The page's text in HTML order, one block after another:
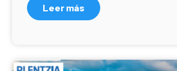
Leer más